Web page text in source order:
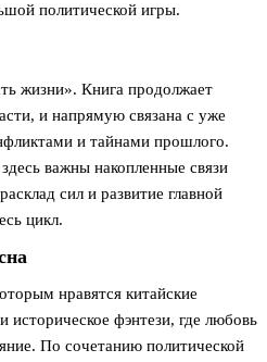
политической игры.
жизни». Книга продолжает
и напрямую связана с уже
и тайнами прошлого.
важны накопленные связи
сил и развитие главной
цикл.
нравятся китайские
историческое фэнтези, где любовь
По сочетанию политической